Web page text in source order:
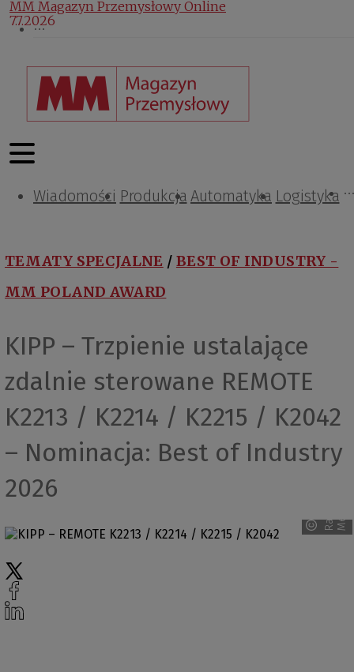
Wiadomości Produkcja Automatyka Logistyka
Projektowanie i konstrukcje
Zarządzanie i IT
Tematy specjalne
TEMATY SPECJALNE / BEST OF INDUSTRY -
MM POLAND AWARD
KIPP – Trzpienie ustalające
zdalnie sterowane REMOTE
K2213 / K2214 / K2215 / K2042
– Nominacja: Best of Industry
2026
R
a
v
e
n
M
e
d
ia
MM Magazyn Przemysłowy Online
7.7.2026